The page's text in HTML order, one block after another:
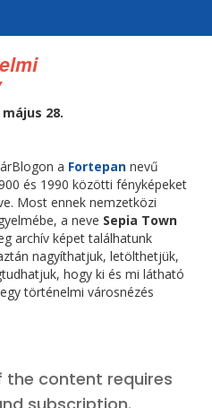
28.
a Fortepan nevű
és 1990 közötti fényképeket
Most ennek nemzetközi
a neve Sepia Town
archív képet találhatunk
nagyíthatjuk, letölthetjük,
hogy ki és mi látható
történelmi városnézés